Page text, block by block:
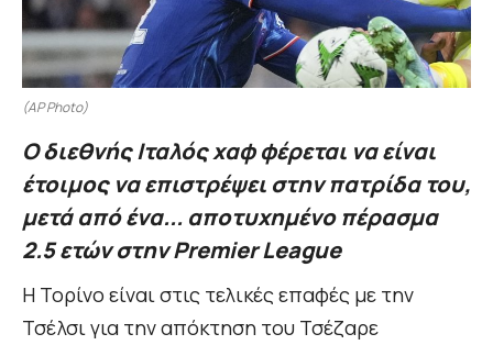
(AP Photo)
Ο διεθνής Ιταλός χαφ φέρεται να είναι
έτοιμος να επιστρέψει στην πατρίδα του,
μετά από ένα... αποτυχημένο πέρασμα
2.5 ετών στην Premier League
Η Τορίνο είναι στις τελικές επαφές με την
Τσέλσι για την απόκτηση του Τσέζαρε